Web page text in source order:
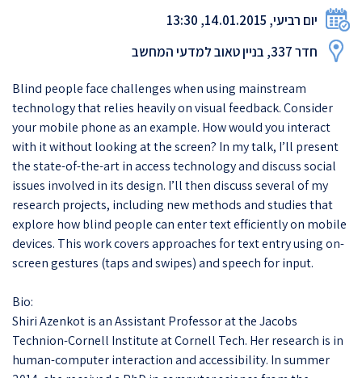
יום רביעי, 14.01.2015, 13:30
חדר 337, בניין טאוב למדעי המחשב
Blind people face challenges when using mainstream
technology that relies heavily on visual feedback. Consider
your mobile phone as an example. How would you interact
with it without looking at the screen? In my talk, I’ll present
the state-of-the-art in access technology and discuss social
issues involved in its design. I’ll then discuss several of my
research projects, including new methods and studies that
explore how blind people can enter text efficiently on mobile
devices. This work covers approaches for text entry using on-
screen gestures (taps and swipes) and speech for input.
Bio:
Shiri Azenkot is an Assistant Professor at the Jacobs
Technion-Cornell Institute at Cornell Tech. Her research is in
human-computer interaction and accessibility. In summer